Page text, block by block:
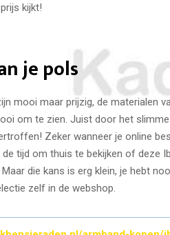
kijkt!
je pols
mooi maar prijzig, de materialen
om te zien. Juist door het
Zeker wanneer je online
tijd om thuis te bekijken of deze
die kans is erg klein, je hebt
zelf in de webshop.